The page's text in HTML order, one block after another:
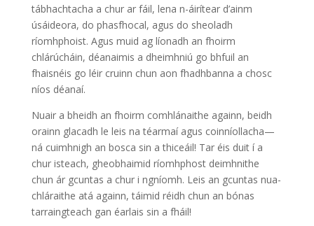
tábhachtacha a chur ar fáil, lena n-áirítear d’ainm
úsáideora, do phasfhocal, agus do sheoladh
ríomhphoist. Agus muid ag líonadh an fhoirm
chlárúcháin, déanaimis a dheimhniú go bhfuil an
fhaisnéis go léir cruinn chun aon fhadhbanna a chosc
níos déanaí.
Nuair a bheidh an fhoirm comhlánaithe againn, beidh
orainn glacadh le leis na téarmaí agus coinníollacha—
ná cuimhnigh an bosca sin a thiceáil! Tar éis duit í a
chur isteach, gheobhaimid ríomhphost deimhnithe
chun ár gcuntas a chur i ngníomh. Leis an gcuntas nua-
chláraithe atá againn, táimid réidh chun an bónas
tarraingteach gan éarlais sin a fháil!